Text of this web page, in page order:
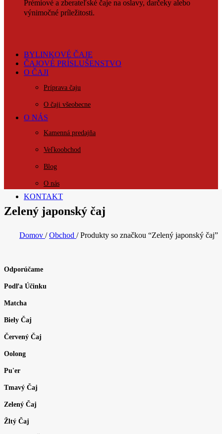
Prémiové a zberateľské čaje na oslavy, darčeky alebo
výnimočné príležitosti.
BYLINKOVÉ ČAJE
ČAJOVÉ PRÍSLUŠENSTVO
O ČAJI
Príprava čaju
O čaji všeobecne
O NÁS
Kamenná predajňa
Veľkoobchod
Blog
O nás
KONTAKT
Zelený japonský čaj
Domov / Obchod / Produkty so značkou “Zelený japonský čaj”
Odporúčame
Podľa Účinku
Matcha
Biely Čaj
Červený Čaj
Oolong
Pu'er
Tmavý Čaj
Zelený Čaj
Žltý Čaj